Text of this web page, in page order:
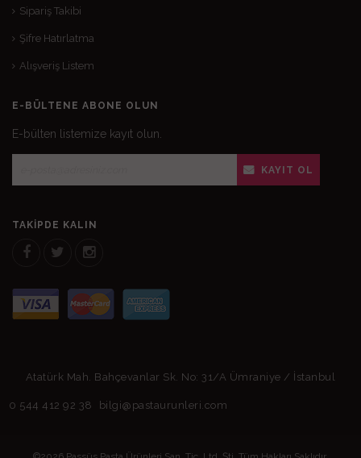
Sipariş Takibi
Şifre Hatırlatma
Alışveriş Listem
E-BÜLTENE ABONE OLUN
E-bülten listemize kayıt olun.
KAYIT OL
TAKIPDE KALIN
Atatürk Mah. Bahçevanlar Sk. No: 31/A Ümraniye / İstanbul
0 544 412 92 38 bilgi@pastaurunleri.com